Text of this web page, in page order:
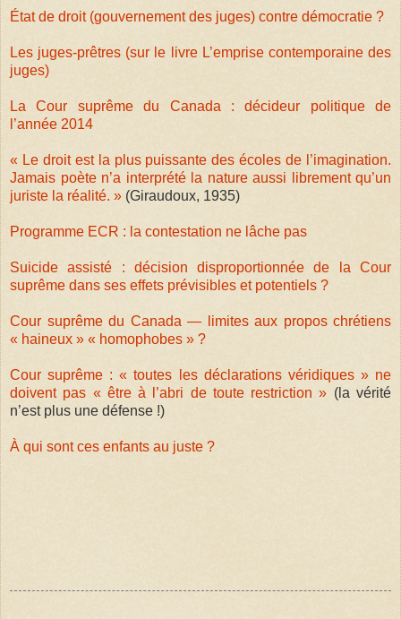
État de droit (gouvernement des juges) contre démocratie ?
Les juges-prêtres (sur le livre L’emprise contemporaine des
juges)
La Cour suprême du Canada : décideur politique de
l’année 2014
« Le droit est la plus puissante des écoles de l’imagination.
Jamais poète n’a interprété la nature aussi librement qu’un
juriste la réalité. » (Giraudoux, 1935)
Programme ECR : la contestation ne lâche pas
Suicide assisté : décision disproportionnée de la Cour
suprême dans ses effets prévisibles et potentiels ?
Cour suprême du Canada — limites aux propos chrétiens
« haineux » « homophobes » ?
Cour suprême : « toutes les déclarations véridiques » ne
doivent pas « être à l’abri de toute restriction » (la vérité
n’est plus une défense !)
À qui sont ces enfants au juste ?